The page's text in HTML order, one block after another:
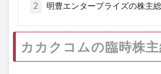
2 明豊エンタープライズの株主
カカクコムの臨時株